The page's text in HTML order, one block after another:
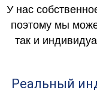
У нас
поэтому мы
так и
Реальный